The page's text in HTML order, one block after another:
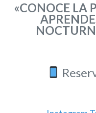
«CONOCE LA